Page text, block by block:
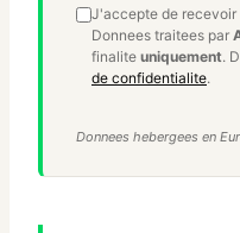
J'accepte de
Donnees traitees par
finalite uniquement.
de confidentialite.
Donnees hebergees en